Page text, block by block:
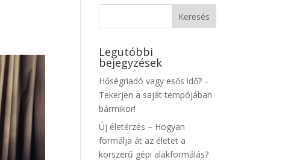
Legutóbbi
bejegyzések
Hőségriadó vagy esős idő? –
Tekerjen a saját tempójában
bármikor!
Új életérzés – Hogyan
formálja át az életet a
korszerű gépi alakformálás?